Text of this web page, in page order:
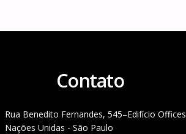
Contato
Rua Benedito Fernandes, 545–Edifício Offices
Nações Unidas - São Paulo